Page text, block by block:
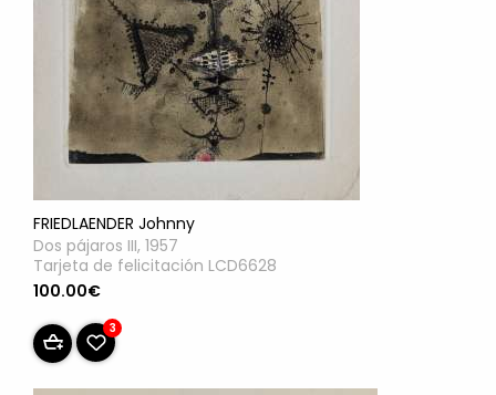
FRIEDLAENDER Johnny
Dos pájaros III, 1957
Tarjeta de felicitación LCD6628
100.00€
3